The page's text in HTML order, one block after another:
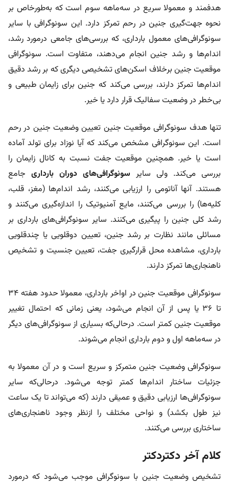
هدفمند و معمولا سریع در سه‌ماهه سوم است که به‌طورخاص بر
نحوه جهت‌گیری جنین در رحم تمرکز دارد. این سونوگرافی با سایر
سونوگرافی‌های معمول بارداری، که بررسی‌های جامعی درمورد رشد،
اندام‌ها و رشد جنین انجام می‌دهند، متفاوت است. سونوگرافی
موقعیت جنین برخلاف اسکن‌های تشخیصی دیگری که بر رشد دقیق
اندام‌ها تمرکز دارند، بررسی می‌کند که جنین برای زایمان طبیعی و
بی‌خطر در وضعیت سفالیک قرار دارد یا خیر.
تنها هدف سونوگرافی موقعیت جنین تعیین وضعیت جنین در رحم
است. این سونوگرافی مشخص می‌کند که آیا نوزاد برای تولد آماده
است یا خیر. همچنین موقعیت جفت نسبت به کانال زایمان را
بررسی می‌کند. ولی سایر سونوگرافی‌های دوران بارداری جامع
هستند. آنها آناتومی را ارزیابی می‌کنند، رشد اندام‌ها (مغز، قلب،
کلیه‌ها) را بررسی می‌کنند، مایع آمنیوتیک را اندازه‌گیری می‌کنند و
رشد کلی جنین را پیگیری می‌کنند. سایر سونوگرافی‌های بارداری بر
مسائلی مانند نظارت بر رشد جنین، تعیین دوقلویی یا چندقلویی
بارداری، مشاهده محل قرارگیری جفت، تعیین جنسیت و تشخیص
ناهنجاری‌ها تمرکز دارند.
سونوگرافی موقعیت جنین در اواخر بارداری، معمولا حدود هفته ۳۴
تا ۳۶ یا پس از آن انجام می‌شود، یعنی زمانی که احتمال تغییر
موقعیت جنین کمتر است. درحالی‌که بسیاری از سونوگرافی‌های دیگر
در سه‌ماهه اول و دوم بارداری انجام می‌شوند.
سونوگرافی وضعیت جنین متمرکز و سریع است و در آن معمولا به
جزئیات ساختار اندام‌ها کمتر توجه می‌شود. درحالی‌که سایر
سونوگرافی‌ها ارزیابی دقیق و عمیقی دارند (که می‌تواند تا یک ساعت
نیز طول بکشد) و نواحی مختلف را ازنظر وجود ناهنجاری‌های
ساختاری بررسی می‌کنند.
کلام آخر دکتردکتر
تشخیص وضعیت جنین با سونوگرافی موجب می‌شود که درمورد